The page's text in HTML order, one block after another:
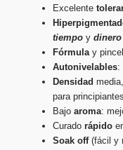
Excelente
tiempo y dinero
Fórmulay pincel
Autonivelables:
Densidad
para principiantes
Bajo aroma:
Curado rápido
Soak off(fácil y